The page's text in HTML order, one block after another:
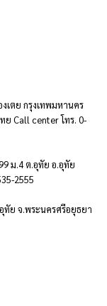
เตย กรุงเทพมหานคร
ย Call center โทร. 0-
ม.4 ต.อุทัย อ.อุทัย
2555
ย จ.พระนครศรีอยุธยา